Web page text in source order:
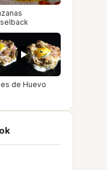
de Huevo